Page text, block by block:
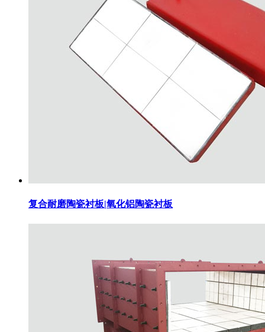
复合耐磨陶瓷衬板|氧化铝陶瓷衬板